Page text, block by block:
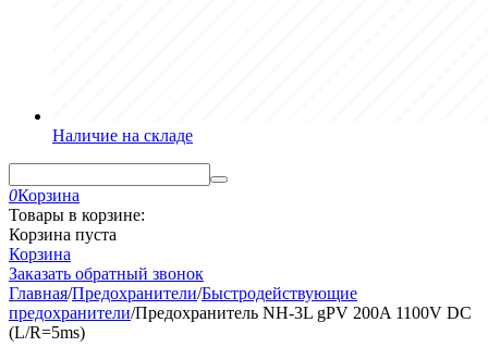
Наличие на складе
0Корзина
Товары в корзине:
Корзина пуста
Корзина
Заказать обратный звонок
Главная/Предохранители/Быстродействующие
предохранители/Предохранитель NH-3L gPV 200A 1100V DC
(L/R=5ms)